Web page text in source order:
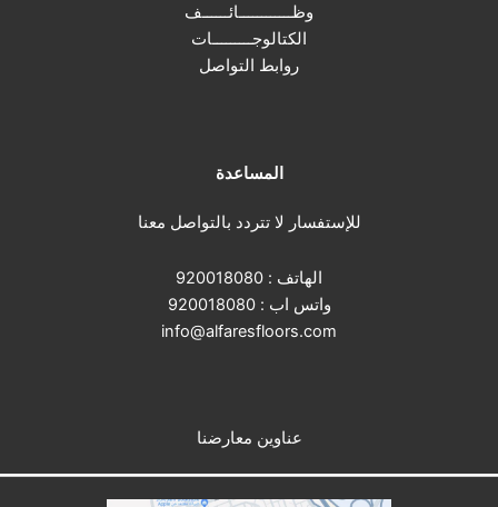
وظــــــــــــائــــــف
الكتالوجـــــــــات
روابط التواصل
المساعدة
للإستفسار لا تتردد بالتواصل معنا
الهاتف : 920018080
واتس اب :920018080
info@alfaresfloors.com
عناوين معارضنا